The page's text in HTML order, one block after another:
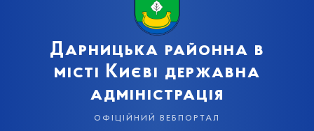
Дарницька районна в
місті Києві державна
адміністрація
офіційний вебпортал